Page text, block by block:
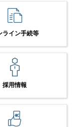
ライン手続等
採用情報